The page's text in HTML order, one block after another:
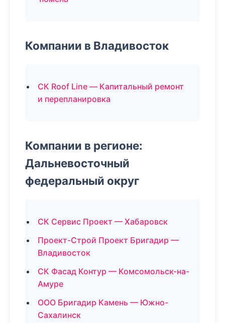
Компании в Владивосток
СК Roof Line — Капитальный ремонт
и перепланировка
Компании в регионе:
Дальневосточный
федеральный округ
СК Сервис Проект — Хабаровск
Проект-Строй Проект Бригадир —
Владивосток
СК Фасад Контур — Комсомольск-на-
Амуре
ООО Бригадир Камень — Южно-
Сахалинск